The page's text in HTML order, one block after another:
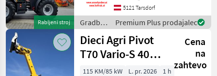
Rabljeni stroj
Vorrat reicht) -75 PS Kubota
Motor -40 Km/h
Höchstgeschwindigkeit -
Hubh
5121 Tarsdorf
Gradbeni
stroji /
Dieci
Premium Plus prodajalec
Dieci Agri Pivot
T70 Vario-S 40
Km/h+Druckluft
Cena
na
zahtevo
115 KM/85 kW L. pr. 2026
1 h